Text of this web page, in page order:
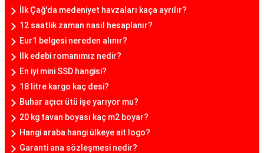
İlk Çağ'da medeniyet havzaları kaça ayrılır?
12 saatlik zaman nasıl hesaplanır?
Eur1 belgesi nereden alınır?
Ilk edebi romanımız nedir?
En iyi mini SSD hangisi?
18 litre kargo kaç desi?
Buhar açıcı ütü işe yarıyor mu?
20 kg tavan boyası kaç m2 boyar?
Hangi araba hangi ülkeye ait logo?
Garanti ana sözleşmesi nedir?